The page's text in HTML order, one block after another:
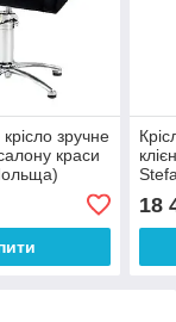
зручне
краси
18